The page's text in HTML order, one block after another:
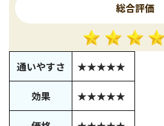
総合評価
通いやすさ ★★★★★
効果 ★★★★★